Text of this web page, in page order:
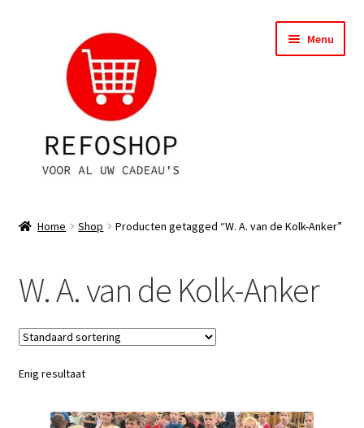
navigatie
Menu
Assortiment
Account
Nieuws
Klantenservice
Home Shop Producten getagged “W. A. van de Kolk-Anker”
W. A. van de Kolk-Anker
Enig resultaat